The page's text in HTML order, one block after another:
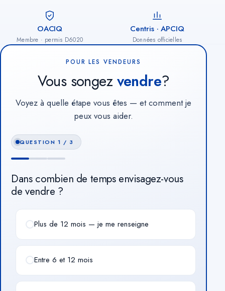
OACIQ
Membre · permis D6020
Centris · APCIQ
Données officielles
POUR LES VENDEURS
Vous songezvendre?
Voyez à quelle étape vous êtes — et comment je
peux vous aider.
QUESTION 1 / 3
Dans combien de temps envisagez-vous
de vendre ?
Plus de 12 mois — je me renseigne
Entre 6 et 12 mois